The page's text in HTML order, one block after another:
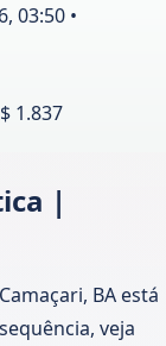
03:50 •
1.837
|
BA está
veja